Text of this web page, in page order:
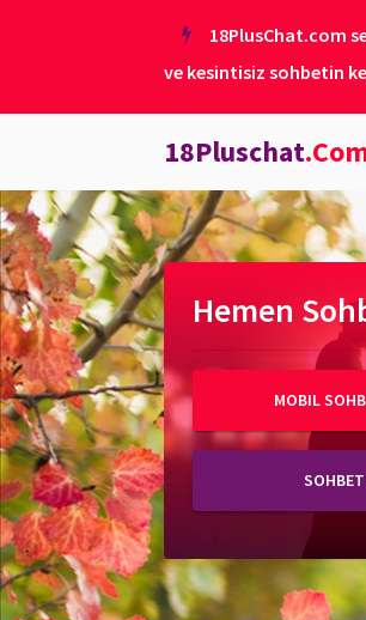
18PlusChat.com
ve kesintisiz sohbetin
18Pluschat
Hemen
MOBIL